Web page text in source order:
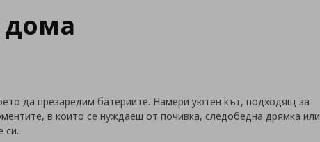
дома
да презаредим батериите. Намери уютен кът, подходящ за
в които се нуждаеш от почивка, следобедна дрямка или
си.